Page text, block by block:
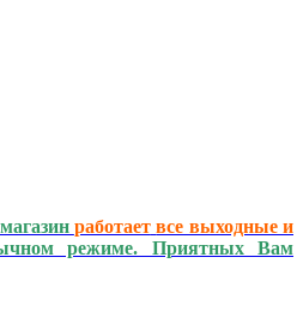
работает все выходные и
режиме. Приятных Вам